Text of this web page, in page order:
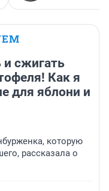
сжигать
Как я
для яблони и
которую
рассказала о